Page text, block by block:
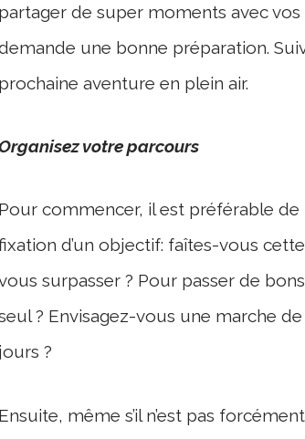
partager de super moments avec
une bonne préparation.
prochaine aventure en plein air.
votre parcours
Pour commencer, il est préférable
d’un objectif: faîtes-vous
surpasser ? Pour passer de
? Envisagez-vous une marche
jours ?
Ensuite, même s’il n’est pas